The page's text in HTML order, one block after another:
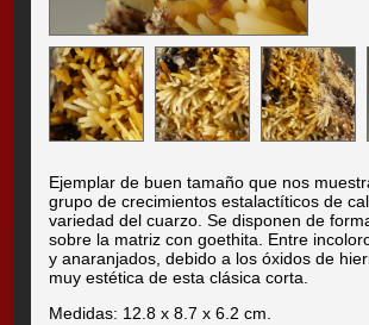
Ejemplar de buen tamaño que nos
grupo de crecimientos estalactíticos de
variedad del cuarzo. Se disponen de
sobre la matriz con goethita. Entre
y anaranjados, debido a los óxidos de
muy estética de esta clásica corta.
Medidas: 12.8 x 8.7 x 6.2 cm.